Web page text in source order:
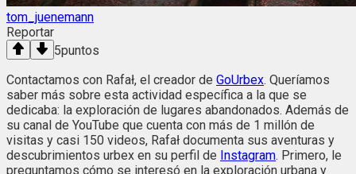
tom_juenemann
Reportar
5puntos
Contactamos con Rafał, el creador de GoUrbex. Queríamos
saber más sobre esta actividad específica a la que se
dedicaba: la exploración de lugares abandonados. Además de
su canal de YouTube que cuenta con más de 1 millón de
visitas y casi 150 videos, Rafał documenta sus aventuras y
descubrimientos urbex en su perfil de Instagram. Primero, le
preguntamos cómo se interesó en la exploración urbana y